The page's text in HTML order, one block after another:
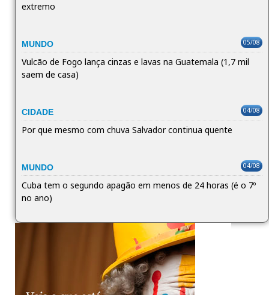
extremo
MUNDO 05/08
Vulcão de Fogo lança cinzas e lavas na Guatemala (1,7 mil
saem de casa)
CIDADE 04/08
Por que mesmo com chuva Salvador continua quente
MUNDO 04/08
Cuba tem o segundo apagão em menos de 24 horas (é o 7º
no ano)